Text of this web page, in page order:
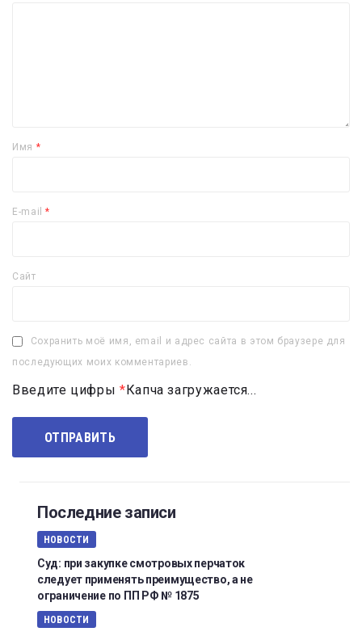
Имя *
E-mail*
Сайт
Сохранить моё имя, email и адрес сайта в этом браузере для
последующих моих комментариев.
Введите цифры * Капча загружается...
Последние записи
НОВОСТИ
Суд: при закупке смотровых перчаток
следует применять преимущество, а не
ограничение по ПП РФ № 1875
НОВОСТИ